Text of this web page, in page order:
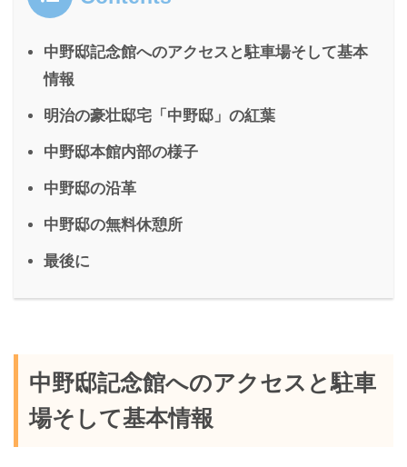
中野邸記念館へのアクセスと駐車場そして基本
情報
明治の豪壮邸宅「中野邸」の紅葉
中野邸本館内部の様子
中野邸の沿革
中野邸の無料休憩所
最後に
中野邸記念館へのアクセスと駐車
場そして基本情報